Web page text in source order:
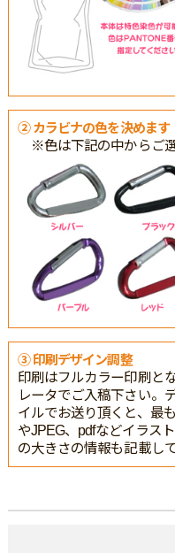
② カラビナの色を決めます
※色は下記の中からご選
③ 印刷デザイン調整
印刷はフルカラー印刷と
レータでご入稿下さい。
イルでお送り頂くと、最
やJPEG、pdfなどイラス
の大きさの情報も記載し